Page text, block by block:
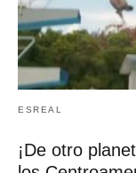
ESREAL
¡De otro